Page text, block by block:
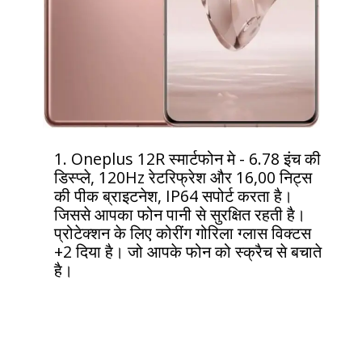
1. Oneplus 12R स्मार्टफोन मे - 6.78 इंच की
डिस्प्ले, 120Hz रेटरिफ्रेश और 16,00 निट्स
की पीक ब्राइटनेश, IP64 सपोर्ट करता है।
जिससे आपका फोन पानी से सुरक्षित रहती है।
प्रोटेक्शन के लिए कोरींग गोरिला ग्लास विक्टस
+2 दिया है। जो आपके फोन को स्क्रैच से बचाते
है।